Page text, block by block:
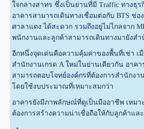
ใจกลางสาทร ซึ่งเป็นย่านที่มี Traffic ทางธุ
อาคารสามารถเดินทางเชื่อมต่อกับ BTS ช่อ
ศาลาแดง ได้สะดวก รวมถึงอยู่ไม่ไกลจาก
พนักงานและลูกค้าสามารถเดินทางมายังสำ
อีกหนึ่งจุดเด่นคือความคุ้มค่าของพื้นที่เช่า เ
สำนักงานเกรด A ใหม่ในย่านเดียวกัน อาค
สามารถตอบโจทย์องค์กรที่ต้องการสำนักงาน
โดยใช้งบประมาณที่เหมาะสมกว่า
อาคารยังมีภาพลักษณ์ที่ดูเป็นมืออาชีพ เหมา
ต้องการสร้างความน่าเชื่อถือให้กับลูกค้าแล